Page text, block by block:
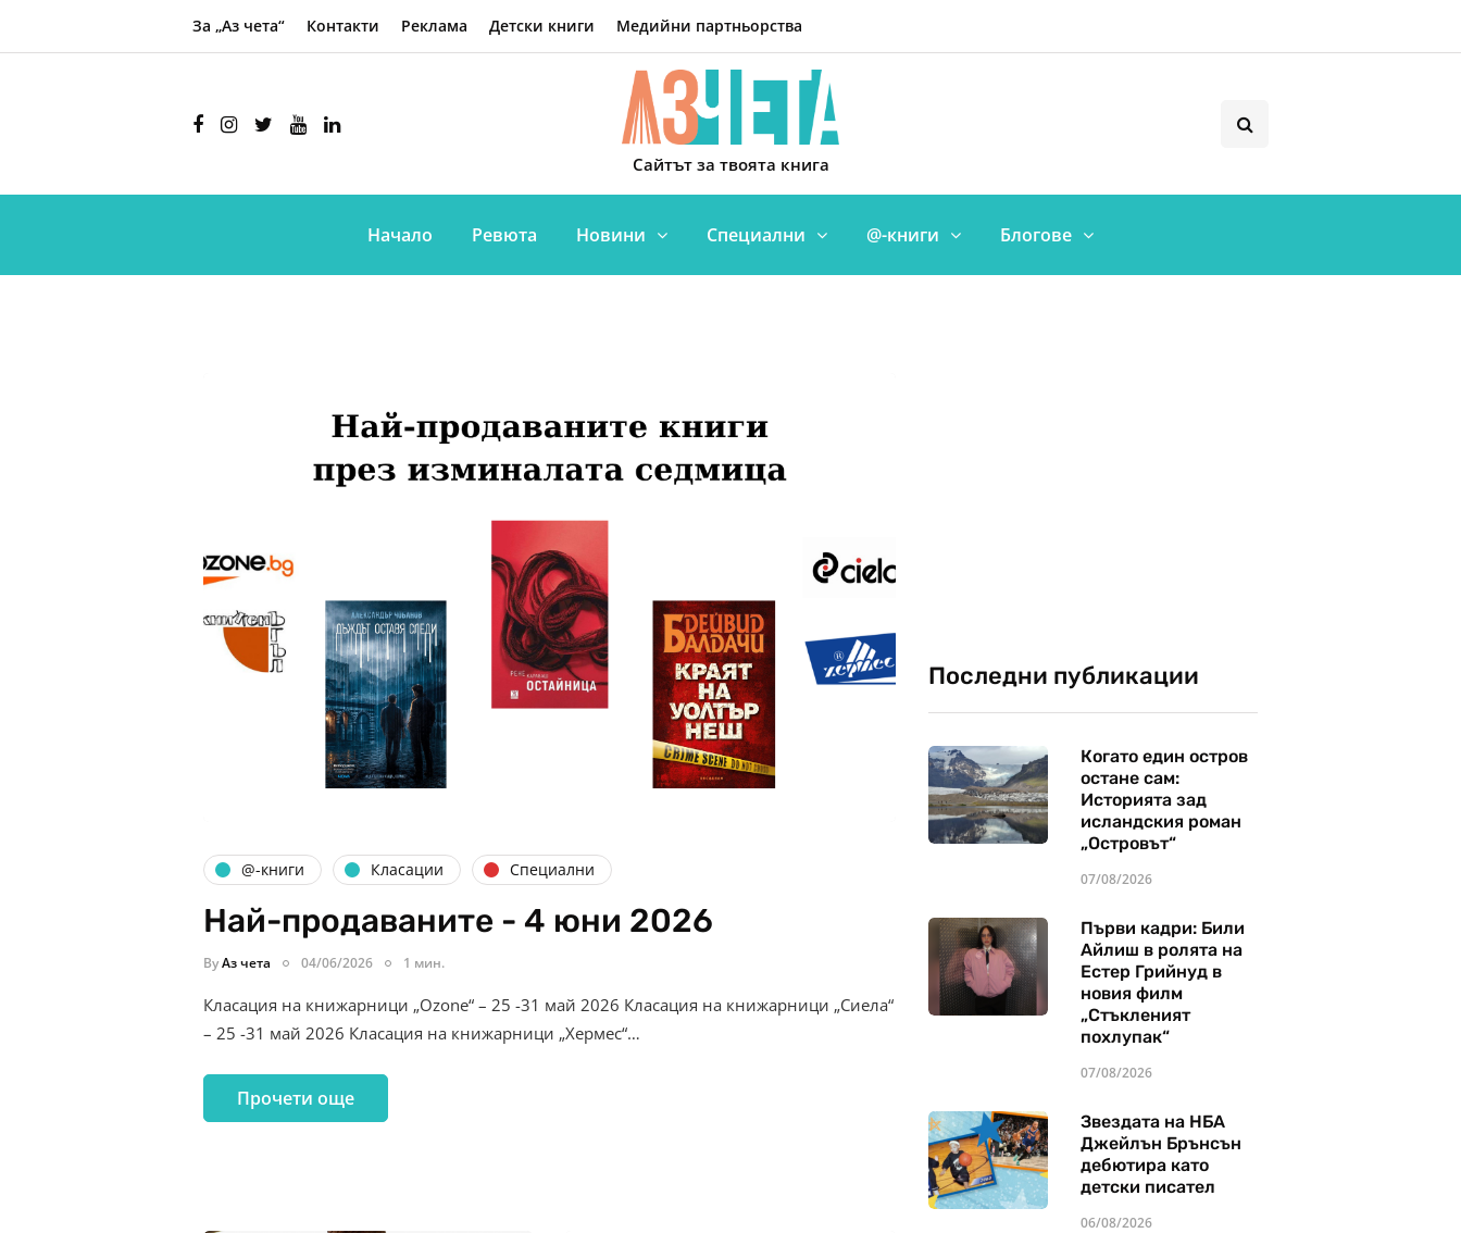
За „Аз чета“ Контакти Реклама Детски книги Медийни партньорства
Сайтът за твоята книга
Начало Ревюта Новини Специални @-книги Блогове
@-книги Класации Специални
Най-продаваните - 4 юни 2026
ByАз чета 04/06/2026 1 мин.
Класация на книжарници „Ozone“ – 25 -31 май 2026 Класация на книжарници „Сиела“
– 25 -31 май 2026 Класация на книжарници „Хермес“…
Прочети още
Последни публикации
Когато един остров
остане сам:
Историята зад
исландския роман
„Островът“
07/08/2026
Първи кадри: Били
Айлиш в ролята на
Естер Грийнуд в
новия филм
„Стъкленият
похлупак“
07/08/2026
Звездата на НБА
Джейлън Брънсън
дебютира като
детски писател
06/08/2026